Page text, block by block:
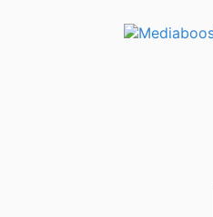
Skip To Main Content